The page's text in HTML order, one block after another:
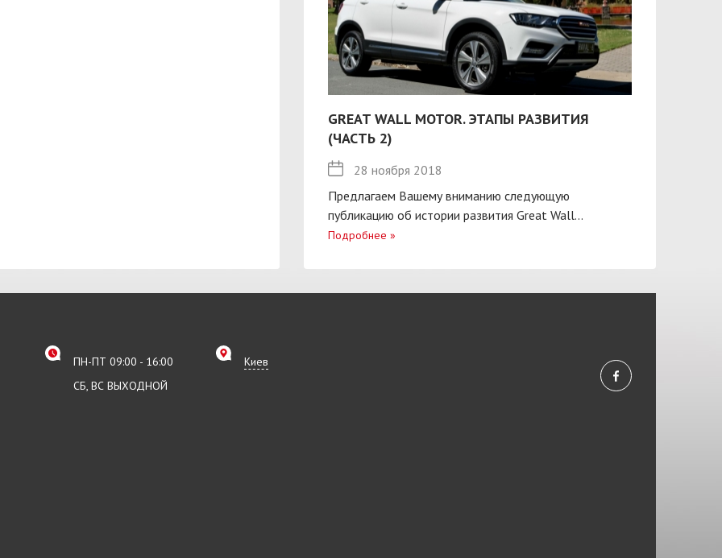
GREAT WALL MOTOR. ЭТАПЫ РАЗВИТИЯ
(ЧАСТЬ 2)
28 ноября 2018
Предлагаем Вашему вниманию следующую
публикацию об истории развития Great Wall...
Подробнее »
ПН-ПТ 09:00 - 16:00
СБ, ВС ВЫХОДНОЙ
Киев